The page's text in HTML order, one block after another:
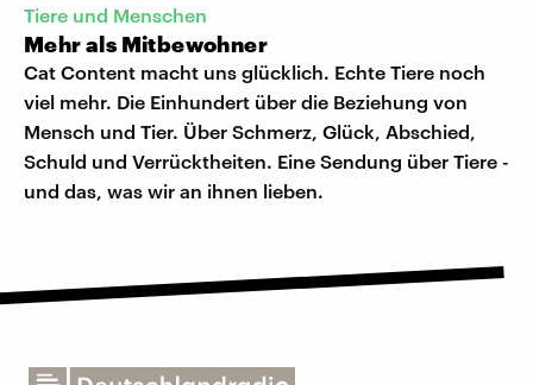
Tiere und Menschen
Mehr als Mitbewohner
Cat Content macht uns glücklich. Echte Tiere noch
viel mehr. Die Einhundert über die Beziehung von
Mensch und Tier. Über Schmerz, Glück, Abschied,
Schuld und Verrücktheiten. Eine Sendung über Tiere -
und das, was wir an ihnen lieben.